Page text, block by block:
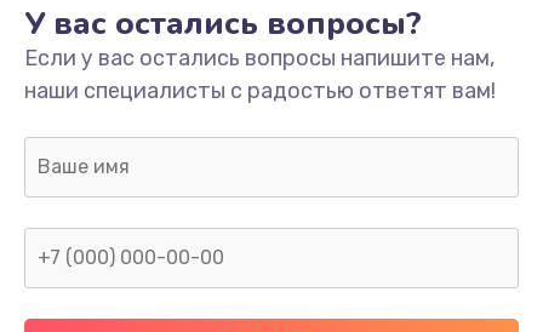
У вас остались вопросы?
Если у вас остались вопросы напишите нам,
наши специалисты с радостью ответят вам!